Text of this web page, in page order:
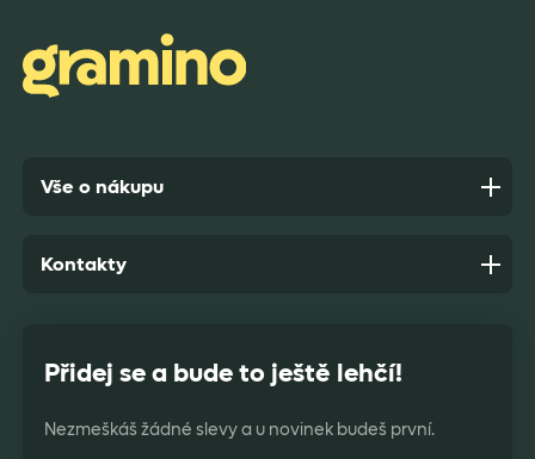
Anonym,před 9 dny
Vše o nákupu
Přidej se a bude to ještě lehčí!
Nezmeškáš žádné slevy a u novinek budeš první.
Kontakty